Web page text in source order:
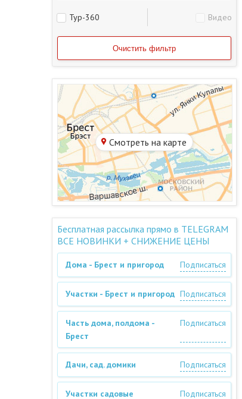
Тур-360 Видео
Смотреть на карте
Бесплатная рассылка прямо в TELEGRAM
ВСЕ НОВИНКИ + СНИЖЕНИЕ ЦЕНЫ
Дома - Брест и пригород Подписаться
Участки - Брест и пригород Подписаться
Часть дома, полдома -
Брест
Подписаться
Дачи, сад. домики Подписаться
Участки садовые Подписаться